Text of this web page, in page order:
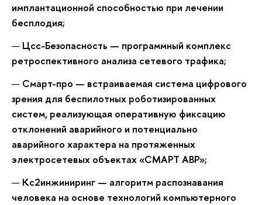
имплантационной способностью при лечении
бесплодия;
Цсс-Безопасность — программный комплекс
ретроспективного анализа сетевого трафика;
Смарт-про — встраиваемая система цифрового
зрения для беспилотных роботизированных
систем, реализующая оперативную фиксацию
отклонений аварийного и потенциально
аварийного характера на протяженных
электросетевых объектах «СМАРТ АВР»;
Кс2инжиниринг — алгоритм распознавания
человека на основе технологий компьютерного